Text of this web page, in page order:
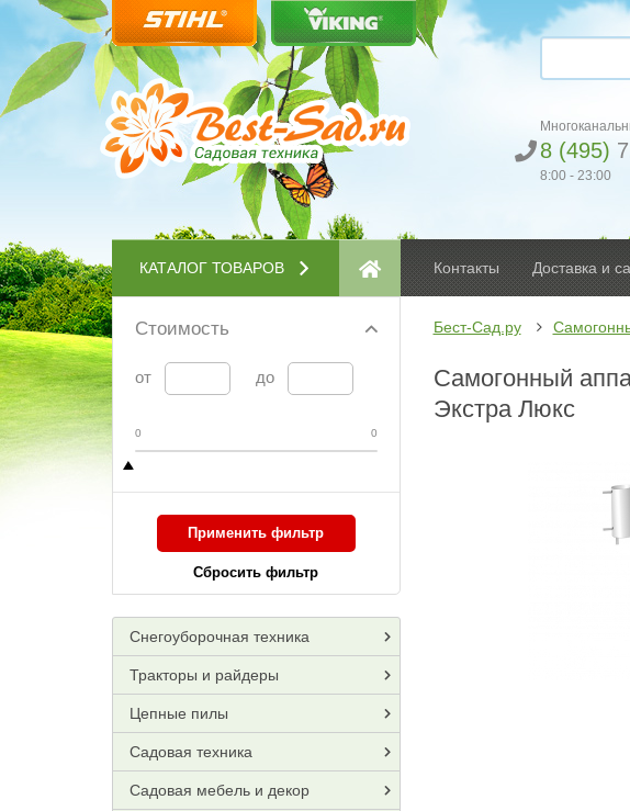
8 (495)
8:00 - 23:00
КАТАЛОГ ТОВАРОВ Контакты Доставка и
Стоимость
от до
0 0
Применить фильтр
Сбросить фильтр
Снегоуборочная техника
Тракторы и райдеры
Цепные пилы
Садовая техника
Садовая мебель и декор
Бест-Сад.ру
Самогонный
Экстра Люкс